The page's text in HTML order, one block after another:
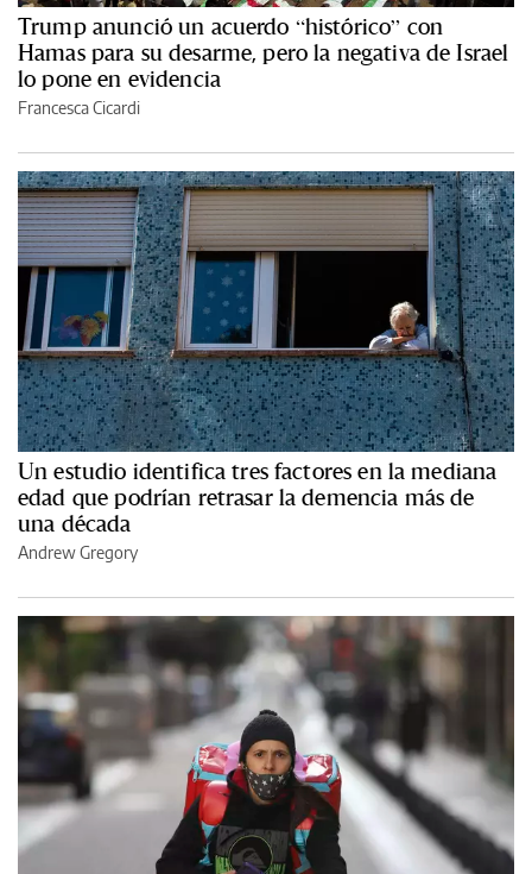
Trump anunció un acuerdo “histórico” con
Hamas para su desarme, pero la negativa de Israel
lo pone en evidencia
Francesca Cicardi
Un estudio identifica tres factores en la mediana
edad que podrían retrasar la demencia más de
una década
Andrew Gregory